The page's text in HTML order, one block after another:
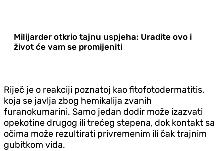
Milijarder otkrio tajnu uspjeha: Uradite ovo i
život će vam se promijeniti
Riječ je o reakciji poznatoj kao fitofotodermatitis,
koja se javlja zbog hemikalija zvanih
furanokumarini. Samo jedan dodir može izazvati
opekotine drugog ili trećeg stepena, dok kontakt sa
očima može rezultirati privremenim ili čak trajnim
gubitkom vida.